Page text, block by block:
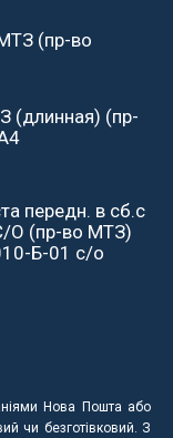
(пр-во
(длинная) (пр-
передн. в сб.с
О (пр-во МТЗ)
Б-01 с/о
Нова Пошта або
чи безготівковий. З